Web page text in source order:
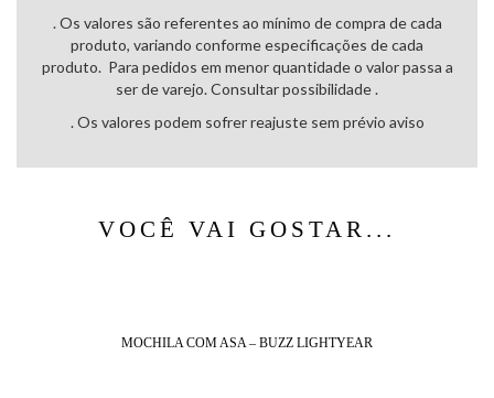
. Os valores são referentes ao mínimo de compra de cada
produto, variando conforme especificações de cada
produto. Para pedidos em menor quantidade o valor passa a
ser de varejo. Consultar possibilidade .
. Os valores podem sofrer reajuste sem prévio aviso
VOCÊ VAI GOSTAR...
MOCHILA COM ASA – BUZZ LIGHTYEAR